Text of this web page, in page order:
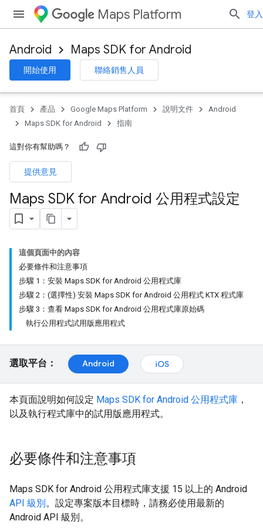
Maps Platform 登入
Android Maps SDK for Android
開始使用 聯絡銷售人員
首頁 產品 Google Maps Platform 說明文件
Android
Maps SDK for Android
指南
這對你有幫助嗎？
提供意見
Maps SDK for Android 公用程式設定
這個頁面中的內容
必要條件和注意事項
步驟 1：安裝 Maps SDK for Android 公用程式庫
步驟 2：(選擇性) 安裝 Maps SDK for Android 公用程式 KTX 程式庫
步驟 3：查看 Maps SDK for Android 公用程式庫原始碼
執行公用程式試用版應用程式
選取平台： Android iOS
本頁面說明如何設定 Maps SDK for Android 公用程式庫 ，
以及執行程式庫中的試用版應用程式。
必要條件和注意事項
Maps SDK for Android 公用程式庫支援 15 以上的 Android
API 級別。設定專案版本目標時，請務必使用最新的
Android API 級別。